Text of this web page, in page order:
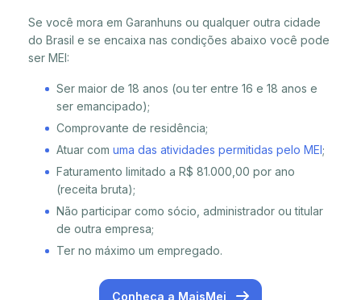
Se você mora em Garanhuns ou qualquer outra cidade
do Brasil e se encaixa nas condições abaixo você pode
ser MEI:
Ser maior de 18 anos (ou ter entre 16 e 18 anos e
ser emancipado);
Comprovante de residência;
Atuar com uma das atividades permitidas pelo MEI;
Faturamento limitado a R$ 81.000,00 por ano
(receita bruta);
Não participar como sócio, administrador ou titular
de outra empresa;
Ter no máximo um empregado.
Conheça a MaisMei